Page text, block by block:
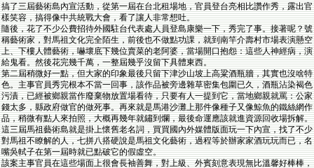
搞了三屆藝術島內宣活動，從第一屆在台北租場地，官員登台亮相比讚作秀，露出官
樣笑容，搞得像中共統戰大會，看了讓人非常想吐。
隨後，花了不少公費招待外國駐台代表處人員登島康樂一下，秀完了事。接著呢？號
稱藝術家，對馬祖文化完全陌生，前後也不做點功課，就到南竿介壽村市場表演懸空
上、下樓人體藝術，嚇壞底下幾位賣菜的老阿婆，當場開口抱怨：這些人神經病，演
給鬼看。然後花完幾千萬，一整屆幾乎沒留下具體東西。
第二屆稍微好一點，但大家的印象最後只留下津沙山坡上高粱酒瓶牆，其實也沒啥特
色。主事官員秀完根本不當一回事，該作品被旁邊雜草密集包圍已久，酒瓶沾染褐色
污漬，已經被鄉親當作廢棄物放置場看待，只要有人一提到它，當地鄉親就罵：公家
錢太多，縣政府做官的做死事。再來就是馬港沙灘上那件像種子又像鯨魚的鐵絲網作
品，稍微有點人來拍照，大概再幾年就鏽到爛，最後命運應該就進資源回收場拆解。
這三屆馬祖藝術島就是掛上懷舊老名詞，買買國內外媒體版面玩一下內宣，找了不少
對馬祖不瞭解的人，七拼八搭硬說是馬祖文化藝術，過程等於辦家家酒玩玩而已，名
嘴吳軾子在第一屆時就已點破它的假虛空。
該案主事官員在這些場面上很會長袖善舞，對上級、外賓刻意表現無比溫馨好棒棒，